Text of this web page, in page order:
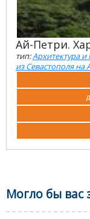
Ай-Петри.
тип:Архитектура
из Севастополя на
Могло бы вас